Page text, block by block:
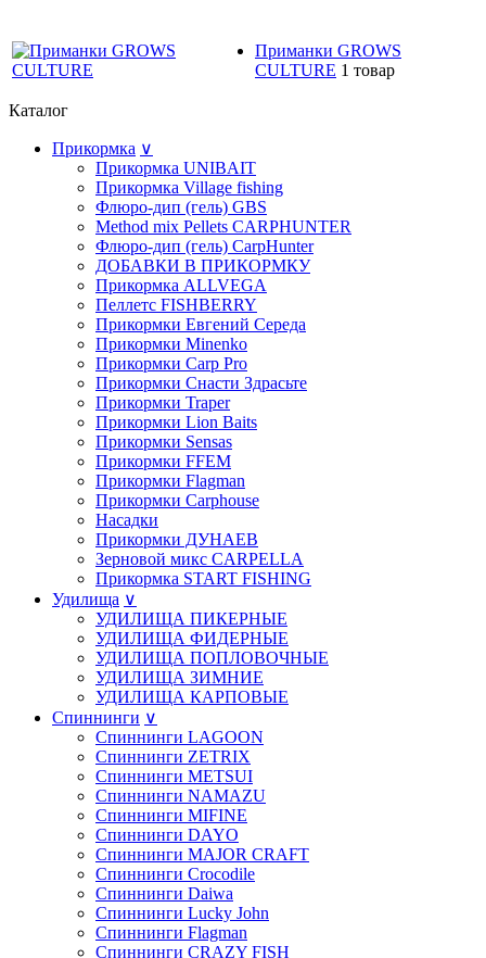
Приманки GROWS
CULTURE 1 товар
Каталог
Прикормка ∨
Прикормка UNIBAIT
Прикормка Village fishing
Флюро-дип (гель) GBS
Method mix Pellets CARPHUNTER
Флюро-дип (гель) CarpHunter
ДОБАВКИ В ПРИКОРМКУ
Прикормка ALLVEGA
Пеллетс FISHBERRY
Прикормки Евгений Середа
Прикормки Minenko
Прикормки Carp Pro
Прикормки Снасти Здрасьте
Прикормки Traper
Прикормки Lion Baits
Прикормки Sensas
Прикормки FFEM
Прикормки Flagman
Прикормки Carphouse
Насадки
Прикормки ДУНАЕВ
Зерновой микс CARPELLA
Прикормка START FISHING
Удилища ∨
УДИЛИЩА ПИКЕРНЫЕ
УДИЛИЩА ФИДЕРНЫЕ
УДИЛИЩА ПОПЛОВОЧНЫЕ
УДИЛИЩА ЗИМНИЕ
УДИЛИЩА КАРПОВЫЕ
Спиннинги ∨
Спиннинги LAGOON
Спиннинги ZETRIX
Спиннинги METSUI
Спиннинги NAMAZU
Спиннинги MIFINE
Спиннинги DAYO
Спиннинги MAJOR CRAFT
Спиннинги Crocodile
Спиннинги Daiwa
Спиннинги Lucky John
Спиннинги Flagman
Спиннинги CRAZY FISH